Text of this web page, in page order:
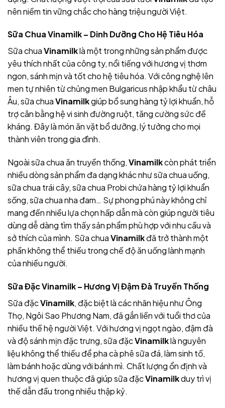
nên niềm tin vững chắc cho hàng triệu người Việt.
Sữa Chua Vinamilk – Dinh Dưỡng Cho Hệ Tiêu Hóa
Sữa chuaVinamilklà một trong những sản phẩm được
yêu thích nhất của công ty, nổi tiếng với hương vị thơm
ngon, sánh mịn và tốt cho hệ tiêu hóa. Với công nghệ lên
men tự nhiên từ chủng men Bulgaricus nhập khẩu từ châu
Âu, sữa chuaVinamilkgiúp bổ sung hàng tỷ lợi khuẩn, hỗ
trợ cân bằng hệ vi sinh đường ruột, tăng cường sức đề
kháng. Đây là món ăn vặt bổ dưỡng, lý tưởng cho mọi
thành viên trong gia đình.
Ngoài sữa chua ăn truyền thống,Vinamilkcòn phát triển
nhiều dòng sản phẩm đa dạng khác như sữa chua uống,
sữa chua trái cây, sữa chua Probi chứa hàng tỷ lợi khuẩn
sống, sữa chua nha đam… Sự phong phú này không chỉ
mang đến nhiều lựa chọn hấp dẫn mà còn giúp người tiêu
dùng dễ dàng tìm thấy sản phẩm phù hợp với nhu cầu và
sở thích của mình. Sữa chuaVinamilkđã trở thành một
phần không thể thiếu trong chế độ ăn uống lành mạnh
của nhiều người.
Sữa Đặc Vinamilk – Hương Vị Đậm Đà Truyền Thống
Sữa đặcVinamilk, đặc biệt là các nhãn hiệu như Ông
Thọ, Ngôi Sao Phương Nam, đã gắn liền với tuổi thơ của
nhiều thế hệ người Việt. Với hương vị ngọt ngào, đậm đà
và độ sánh mịn đặc trưng, sữa đặcVinamilklà nguyên
liệu không thể thiếu để pha cà phê sữa đá, làm sinh tố,
làm bánh hoặc dùng với bánh mì. Chất lượng ổn định và
hương vị quen thuộc đã giúp sữa đặcVinamilkduy trì vị
thế dẫn đầu trong nhiều thập kỷ.